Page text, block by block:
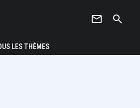
newsletter search
LES THÈMES